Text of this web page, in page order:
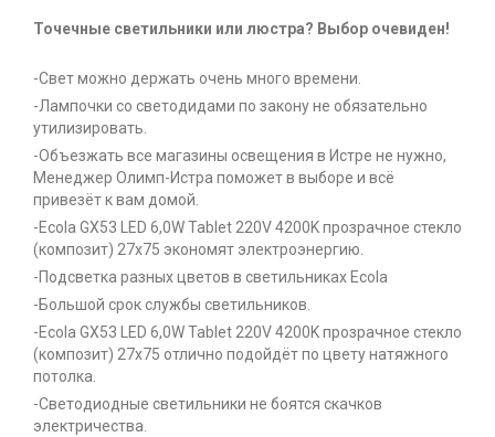
Точечные светильники или люстра? Выбор очевиден!
-Свет можно держать очень много времени.
-Лампочки со светодидами по закону не обязательно
утилизировать.
-Объезжать все магазины освещения в Истре не нужно,
Менеджер Олимп-Истра поможет в выборе и всё
привезёт к вам домой.
-Ecola GX53 LED 6,0W Tablet 220V 4200K прозрачное стекло
(композит) 27x75 экономят электроэнергию.
-Подсветка разных цветов в светильниках Ecola
-Большой срок службы светильников.
-Ecola GX53 LED 6,0W Tablet 220V 4200K прозрачное стекло
(композит) 27x75 отлично подойдёт по цвету натяжного
потолка.
-Светодиодные светильники не боятся скачков
электричества.